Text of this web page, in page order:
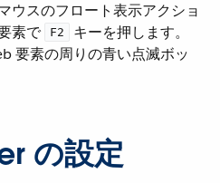
ウスのフロート表示アクショ
素で
F2
​ キーを押します。
要素の周りの青い点滅ボッ
の設定